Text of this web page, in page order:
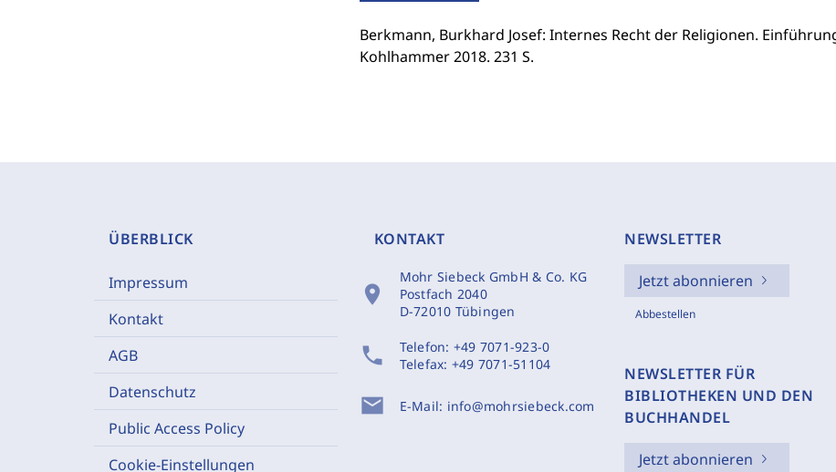
Berkmann, Burkhard Josef: Internes Recht der Religionen.
Kohlhammer 2018. 231 S.
ÜBERBLICK
Impressum
Kontakt
AGB
Datenschutz
Public Access Policy
Cookie-Einstellungen
KONTAKT
location_on
Mohr Siebeck GmbH & Co. KG
Postfach 2040
D-72010 Tübingen
phone Telefon: +49 7071-923-0
Telefax: +49 7071-51104
mail E-Mail: info@mohrsiebeck.com
NEWSLETTER
Jetzt abonnieren
Abbestellen
NEWSLETTER FÜR
BIBLIOTHEKEN UND DEN
BUCHHANDEL
Jetzt abonnieren